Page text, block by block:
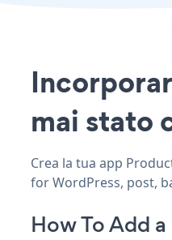
mai stato
Crea la tua app
for WordPress, post,
How To Add